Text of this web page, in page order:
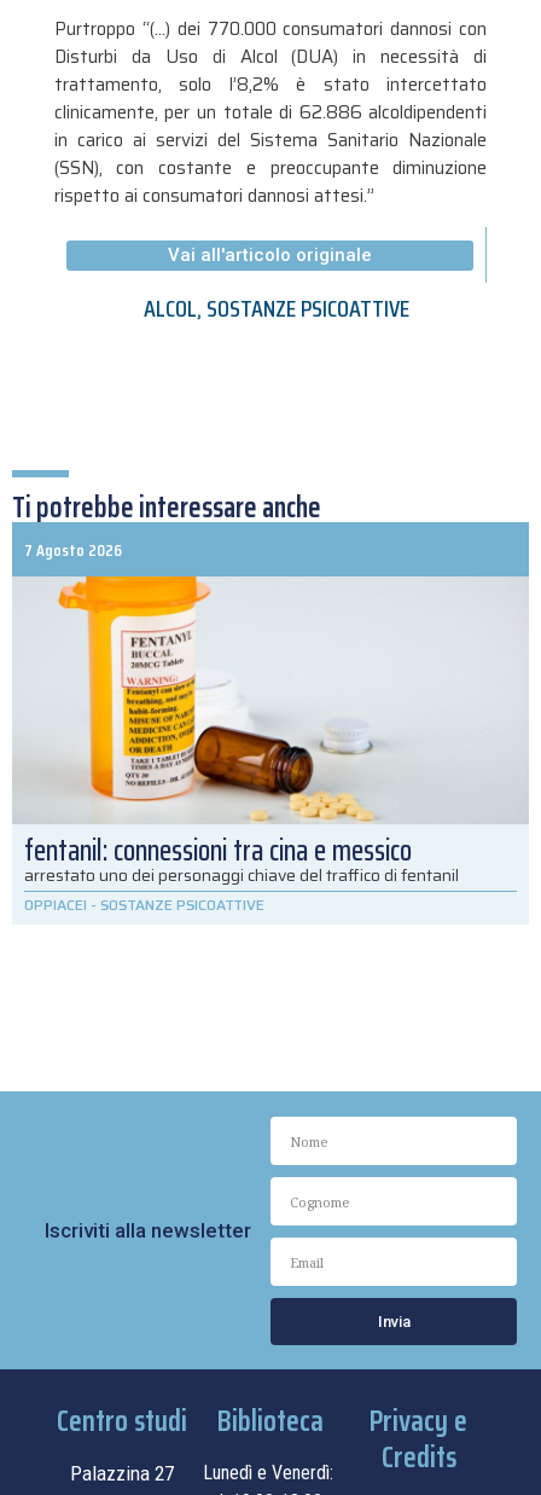
Purtroppo “(…) dei 770.000 consumatori dannosi con
Disturbi da Uso di Alcol (DUA) in necessità di
trattamento, solo l’8,2% è stato intercettato
clinicamente, per un totale di 62.886 alcoldipendenti
in carico ai servizi del Sistema Sanitario Nazionale
(SSN), con costante e preoccupante diminuzione
rispetto ai consumatori dannosi attesi.”
Vai all'articolo originale
ALCOL,SOSTANZE PSICOATTIVE
Ti potrebbe interessare anche
7 Agosto 2026
fentanil: connessioni tra cina e messico
arrestato uno dei personaggi chiave del traffico di fentanil
OPPIACEI - SOSTANZE PSICOATTIVE
Iscriviti alla newsletter
Invia
Centro studi
Palazzina 27
Biblioteca
Lunedì e Venerdì:
Privacy e
Credits